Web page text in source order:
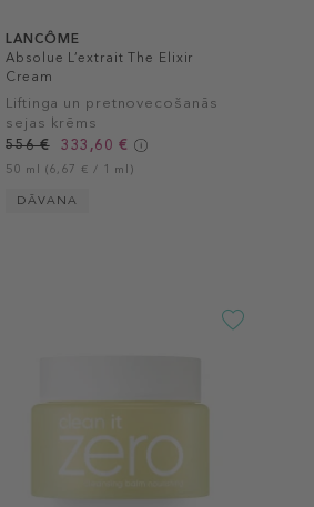
LANCÔME
Absolue L’extrait The Elixir
Cream
Liftinga un pretnovecošanās
sejas krēms
556 €
333,60 €
50 ml (6,67 € / 1 ml)
DĀVANA